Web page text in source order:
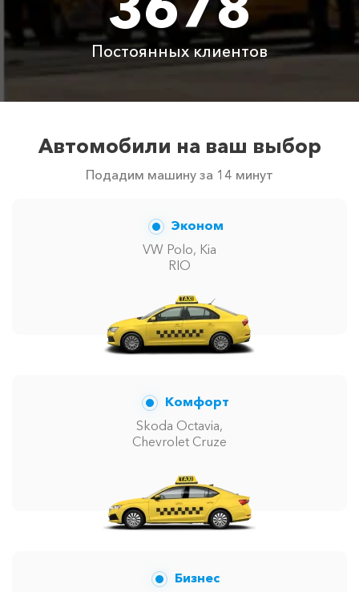
Постоянных клиентов
Автомобили на ваш выбор
Подадим машину за 14 минут
Эконом
VW Polo, Kia
RIO
Комфорт
Skoda Octavia,
Chevrolet Cruze
Бизнес